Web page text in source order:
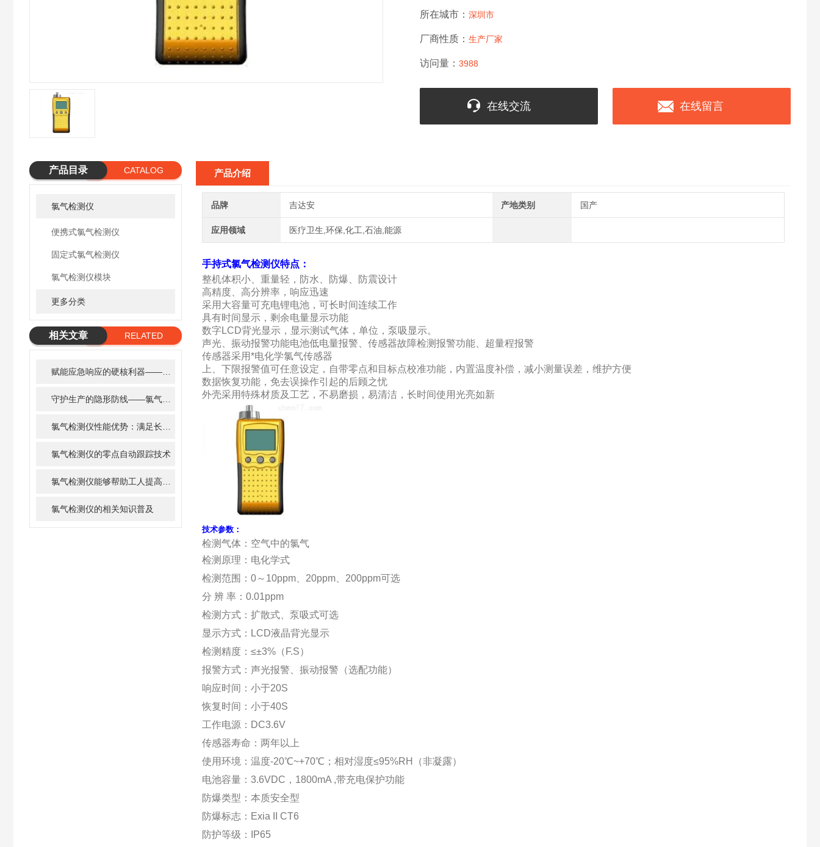
所在城市： 深圳市
厂商性质： 生产厂家
访问量： 3988
在线交流 在线留言
产品目录 CATALOG
氯气检测仪
便携式氯气检测仪
固定式氯气检测仪
氯气检测仪模块
更多分类
相关文章
RELATED
氯气检测仪的零点自动跟踪技术
氯气检测仪的相关知识普及
产品介绍
品牌 吉达安 产地类别 国产
应用领域 医疗卫生,环保,化工,石油,能源
手持式氯气检测仪特点：
整机体积小、重量轻，防水、防爆、防震设计
高精度、高分辨率，响应迅速
采用大容量可充电锂电池，可长时间连续工作
具有时间显示，剩余电量显示功能
数字LCD背光显示，显示测试气体，单位，泵吸显示。
声光、振动报警功能电池低电量报警、传感器故障检测报警功能、超量程报警
传感器采用*电化学氯气传感器
上、下限报警值可任意设定，自带零点和目标点校准功能，内置温度补偿，减小测量误差，维护方便
数据恢复功能，免去误操作引起的后顾之忧
外壳采用特殊材质及工艺，不易磨损，易清洁，长时间使用光亮如新
技术参数：
检测气体：空气中的氯气
检测原理：电化学式
检测范围：0～10ppm、20ppm、200ppm可选
分 辨 率：0.01ppm
检测方式：扩散式、泵吸式可选
显示方式：LCD液晶背光显示
检测精度：≤±3%（F.S）
报警方式：声光报警、振动报警（选配功能）
响应时间：小于20S
恢复时间：小于40S
工作电源：DC3.6V
传感器寿命：两年以上
使用环境：温度-20℃~+70℃；相对湿度≤95%RH（非凝露）
电池容量：3.6VDC，1800mA ,带充电保护功能
防爆类型：本质安全型
防爆标志：Exia II CT6
防护等级：IP65